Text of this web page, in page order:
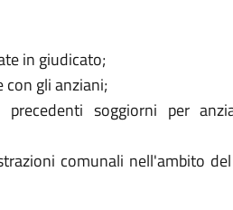
in giudicato;
gli anziani;
soggiorni per
comunali nell'ambito